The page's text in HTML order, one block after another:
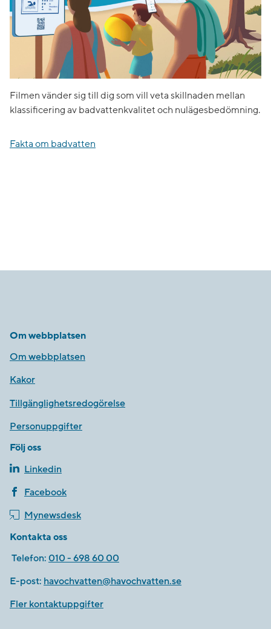
Filmen vänder sig till dig som vill veta skillnaden mellan
klassificering av badvattenkvalitet och nulägesbedömning.
Fakta om badvatten
Om webbplatsen
Om webbplatsen
Kakor
Tillgänglighetsredogörelse
Personuppgifter
Följ oss
Linkedin
Facebook
Mynewsdesk
Kontakta oss
Telefon: 010 - 698 60 00
E-post: havochvatten@havochvatten.se
Fler kontaktuppgifter